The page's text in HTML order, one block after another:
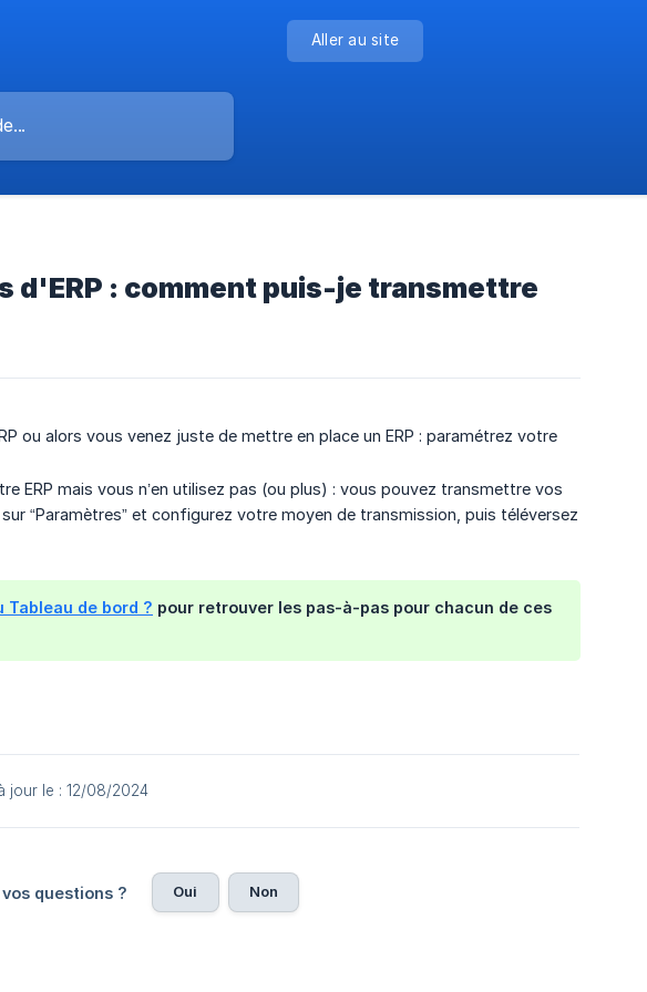
Aller au site
d'ERP : comment puis-je transmettre
ou alors vous venez juste de mettre en place un ERP : paramétrez votre
ERP mais vous n’en utilisez pas (ou plus) : vous pouvez transmettre vos
“Paramètres” et configurez votre moyen de transmission, puis téléversez
de bord ? pour retrouver les pas-à-pas pour chacun de ces
jour le : 12/08/2024
questions ? Oui Non